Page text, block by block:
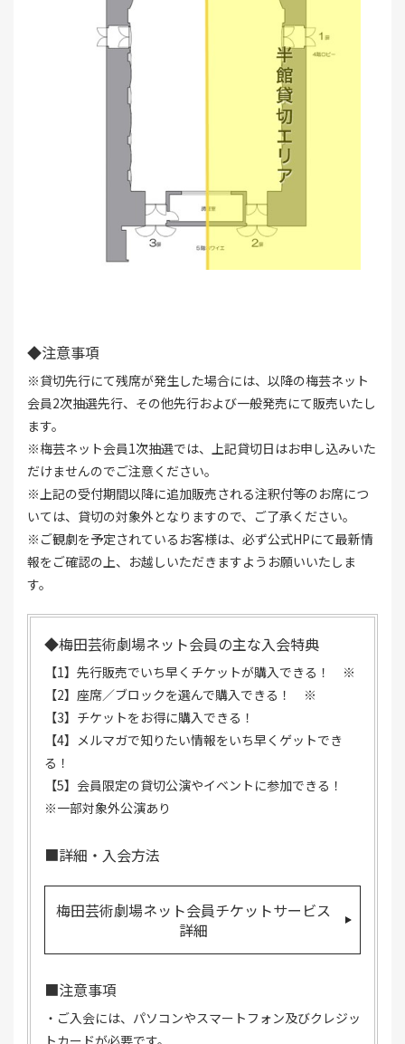
◆注意事項
※貸切先行にて残席が発生した場合には、以降の梅芸ネット
会員2次抽選先行、その他先行および一般発売にて販売いたし
ます。
※梅芸ネット会員1次抽選では、上記貸切日はお申し込みいた
だけませんのでご注意ください。
※上記の受付期間以降に追加販売される注釈付等のお席につ
いては、貸切の対象外となりますので、ご了承ください。
※ご観劇を予定されているお客様は、必ず公式HPにて最新情
報をご確認の上、お越しいただきますようお願いいたしま
す。
◆梅田芸術劇場ネット会員の主な入会特典
【1】先行販売でいち早くチケットが購入できる！ ※
【2】座席／ブロックを選んで購入できる！ ※
【3】チケットをお得に購入できる！
【4】メルマガで知りたい情報をいち早くゲットでき
る！
【5】会員限定の貸切公演やイベントに参加できる！
※一部対象外公演あり
■詳細・入会方法
梅田芸術劇場ネット会員チケットサービス
詳細
■注意事項
・ご入会には、パソコンやスマートフォン及びクレジッ